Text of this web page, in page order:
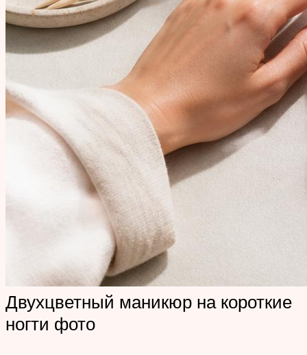
Двухцветный маникюр на короткие
ногти фото